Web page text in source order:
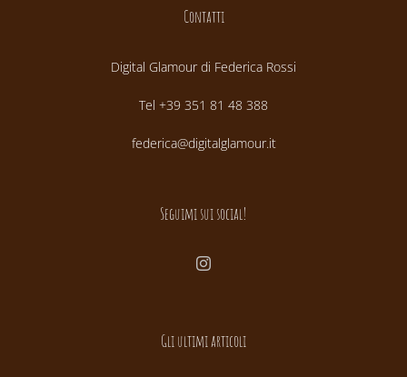
Contatti
Digital Glamour di Federica Rossi
Tel +39 351 81 48 388
federica@digitalglamour.it
Seguimi sui social!
Gli ultimi articoli